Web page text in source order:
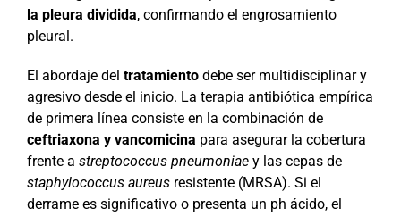
la pleura dividida, confirmando el engrosamiento
pleural.
El abordaje del tratamientodebe ser multidisciplinar y
agresivo desde el inicio. La terapia antibiótica empírica
de primera línea consiste en la combinación de
ceftriaxona y vancomicina para asegurar la cobertura
frente a streptococcus pneumoniaey las cepas de
staphylococcus aureusresistente (MRSA). Si el
derrame es significativo o presenta un ph ácido, el